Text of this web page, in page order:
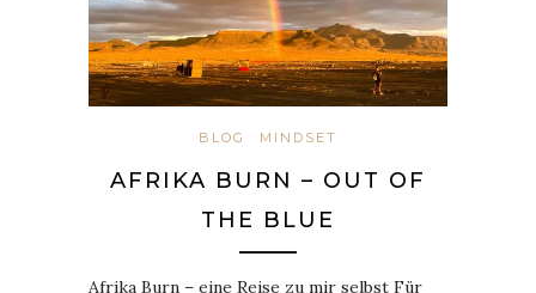
BLOG MINDSET
AFRIKA BURN – OUT OF
THE BLUE
Afrika Burn – eine Reise zu mir selbst Für